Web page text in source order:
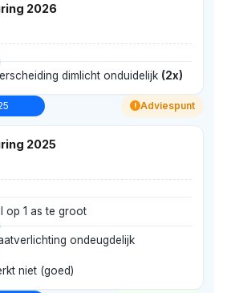
2026
dimlicht onduidelijk (2x)
! Adviespunt
2025
op 1 as te groot
ondeugdelijk
niet (goed)